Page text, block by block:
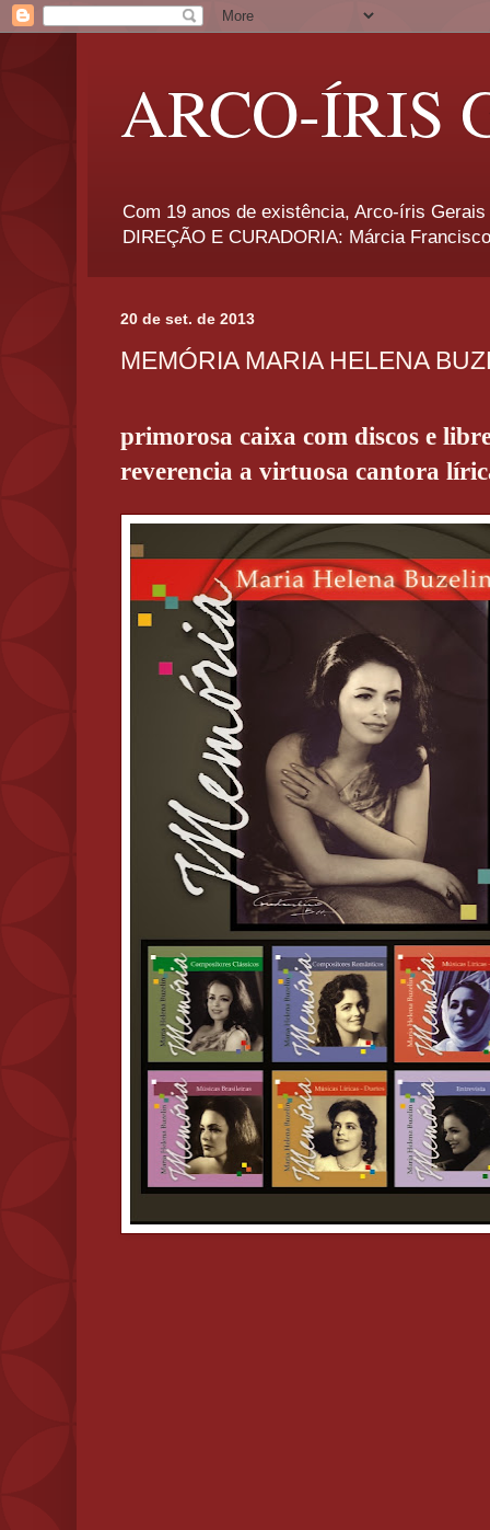
ARCO-ÍRIS
Com 19 anos de existência, Arco-íris
DIREÇÃO E CURADORIA: Márcia
20 de set. de 2013
MEMÓRIA MARIA HELENA
primorosa caixa com discos e
reverencia a virtuosa cantora